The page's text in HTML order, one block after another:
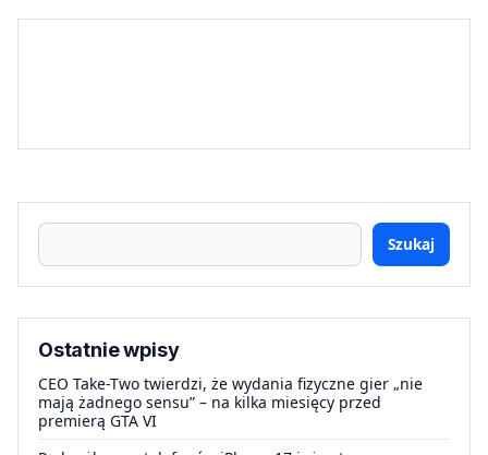
Szukaj
Ostatnie wpisy
CEO Take-Two twierdzi, że wydania fizyczne gier „nie
mają żadnego sensu” – na kilka miesięcy przed
premierą GTA VI